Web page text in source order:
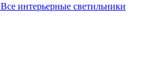
Все интерьерные светильники